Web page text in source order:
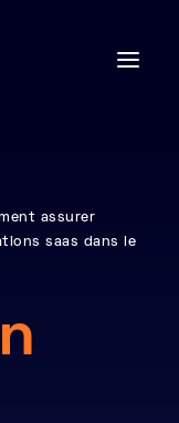
assurer
saas dans le